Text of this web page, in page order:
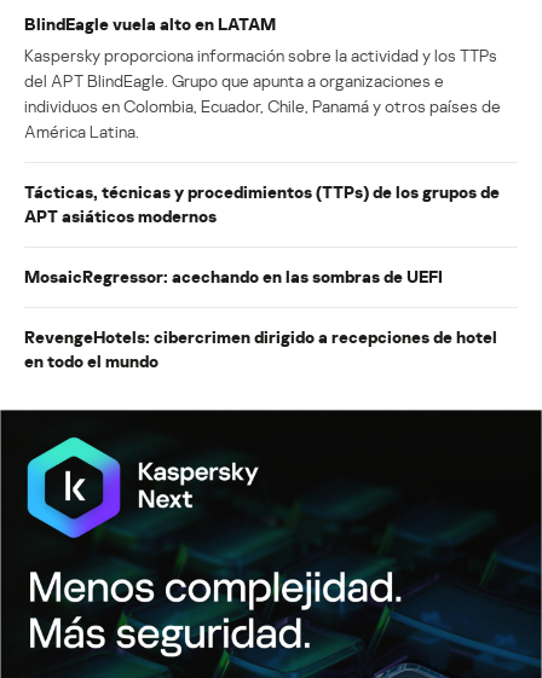
BlindEagle vuela alto en LATAM
Kaspersky proporciona información sobre la actividad y los TTPs
del APT BlindEagle. Grupo que apunta a organizaciones e
individuos en Colombia, Ecuador, Chile, Panamá y otros países de
América Latina.
Tácticas, técnicas y procedimientos (TTPs) de los grupos de
APT asiáticos modernos
MosaicRegressor: acechando en las sombras de UEFI
RevengeHotels: cibercrimen dirigido a recepciones de hotel
en todo el mundo